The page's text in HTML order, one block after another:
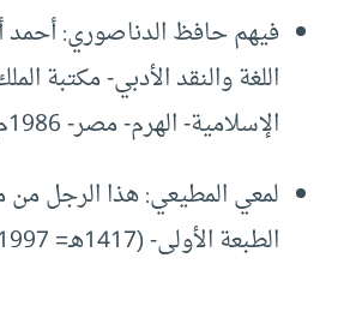
فيهم حافظ الدناصوري: أحمد
اللغة والنقد الأدبي- مكتبة
الإسلامية- الهرم- مصر- 1986م.
لمعي المطيعي: هذا الرجل
الطبعة الأولى- (1417هـ= 1997م).